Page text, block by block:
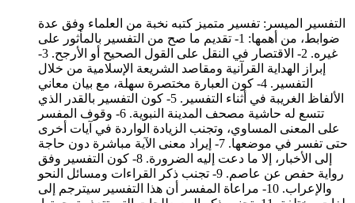
التفسير الميسر: تفسير متميز كتبه نخبة من العلماء وفق عدة
ضوابط، من أهمها: 1- تقديم ما صح من التفسير بالمأثور على
غيره. 2- الاقتصار في النقل على القول الصحيح أو الأرجح. 3-
إبراز الهداية القرآنية ومقاصد الشريعة الإسلامية من خلال
التفسير. 4- كون العبارة مختصرة سهلة، مع بيان معاني
الألفاظ الغريبة في أثناء التفسير. 5- كون التفسير بالقدر الذي
تتسع له حاشية مصحف المدينة النبوية. 6- وقوف المفسر
على المعنى المساوي، وتجنب الزيادة الواردة في آيات أخرى
حتى تفسر في موضعها. 7- إيراد معنى الآية مباشرة دون حاجة
إلى الأخبار، إلا ما دعت إليه الضرورة. 8- كون التفسير وفق
رواية حفص عن عاصم. 9- تجنب ذكر القراءات ومسائل النحو
والإعراب. 10- مراعاة المفسر أن هذا التفسير سيترجم إلى